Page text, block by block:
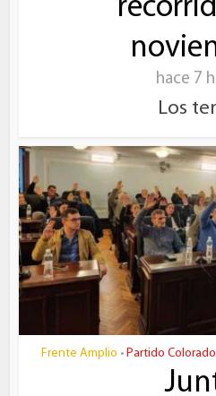
hace 7
Los
Frente Amplio • Partido Colorado